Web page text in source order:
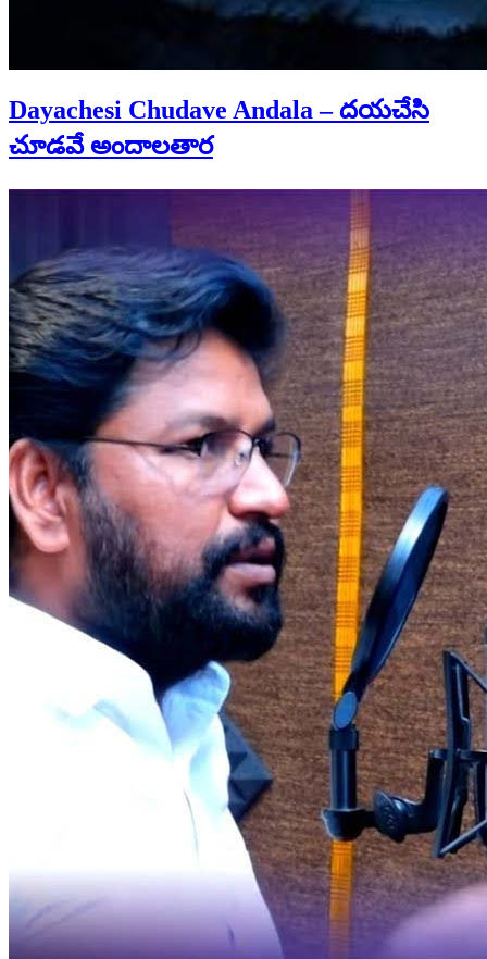
Dayachesi Chudave Andala – దయచేసి
చూడవే అందాలతార